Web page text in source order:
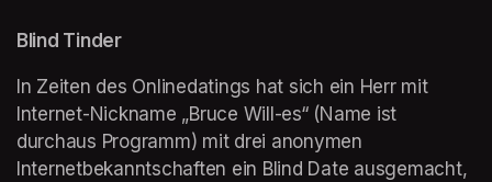
Blind Tinder
In Zeiten des Onlinedatings hat sich ein Herr mit
Internet-Nickname „Bruce Will-es“ (Name ist
durchaus Programm) mit drei anonymen
Internetbekanntschaften ein Blind Date ausgemacht,